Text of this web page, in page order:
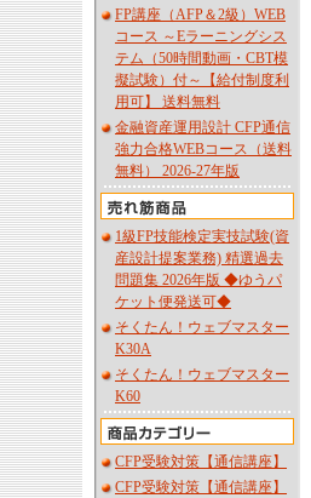
FP講座（AFP＆2級）WEB
コース ～Eラーニングシス
テム（50時間動画・CBT模
擬試験）付～【給付制度利
用可】 送料無料
金融資産運用設計 CFP通信
強力合格WEBコース（送料
無料） 2026-27年版
1級FP技能検定実技試験(資
産設計提案業務) 精選過去
問題集 2026年版 ◆ゆうパ
ケット便発送可◆
そくたん！ウェブマスター
K30A
そくたん！ウェブマスター
K60
CFP受験対策【通信講座】
CFP受験対策【通信講座】